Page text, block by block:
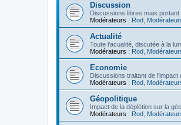
Discussion
Discussions libres mais portant
Modérateurs : Rod
Actualité
Toute l'acualité, discutée à la
Modérateurs : Rod
Economie
Discussions traitant de l'impact
Modérateurs : Rod
Géopolitique
Impact de la déplétion sur la
Modérateurs : Rod